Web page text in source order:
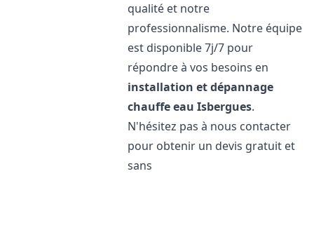
qualité et notre
professionnalisme. Notre équipe
est disponible 7j/7 pour
répondre à vos besoins en
installation et dépannage
chauffe eau Isbergues.
N'hésitez pas à nous contacter
pour obtenir un devis gratuit et
sans